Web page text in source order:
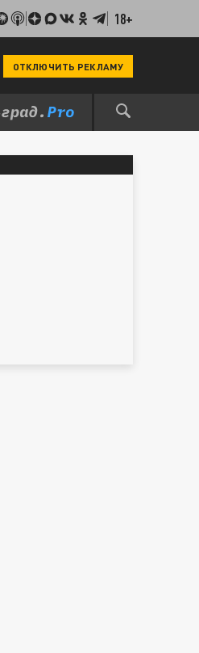
18+
ОТКЛЮЧИТЬ РЕКЛАМУ